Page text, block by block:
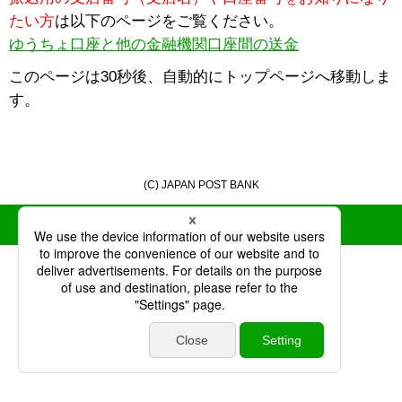
たい方は以下のページをご覧ください。
ゆうちょ口座と他の金融機関口座間の送金
このページは30秒後、自動的にトップページへ移動しま
す。
(C) JAPAN POST BANK